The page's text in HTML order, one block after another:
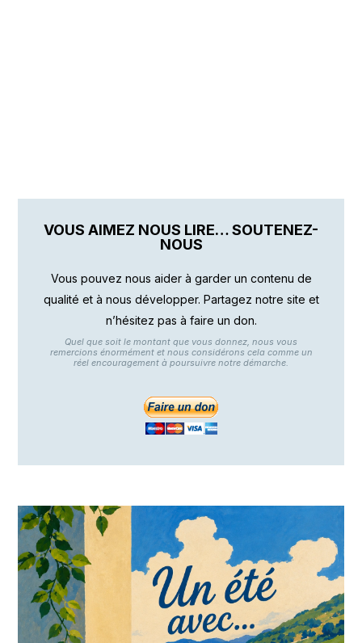
VOUS AIMEZ NOUS LIRE… SOUTENEZ-
NOUS
Vous pouvez nous aider à garder un contenu de
qualité et à nous développer. Partagez notre site et
n’hésitez pas à faire un don.
Quel que soit le montant que vous donnez, nous vous
remercions énormément et nous considérons cela comme un
réel encouragement à poursuivre notre démarche.